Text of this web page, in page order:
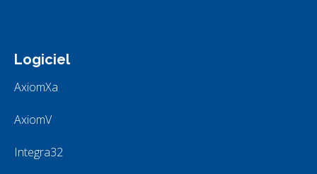
Logiciel
AxiomXa
AxiomV
Integra32